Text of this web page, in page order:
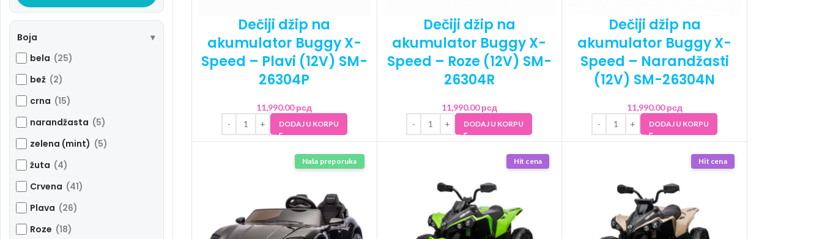
Boja
bela (25)
bež (2)
crna (15)
narandžasta (5)
zelena (mint) (5)
žuta (4)
Crvena (41)
Plava (26)
Roze (18)
Dečiji džip na
akumulator Buggy X-
Speed – Plavi (12V) SM-
26304P
11,990.00рсд
DODAJ U KORPU
Dečiji džip na
akumulator Buggy X-
Speed – Roze (12V) SM-
26304R
11,990.00рсд
DODAJ U KORPU
Dečiji džip na
akumulator Buggy X-
Speed – Narandžasti
(12V) SM-26304N
11,990.00рсд
DODAJ U KORPU
Naša preporuka Hit cena Hit cena